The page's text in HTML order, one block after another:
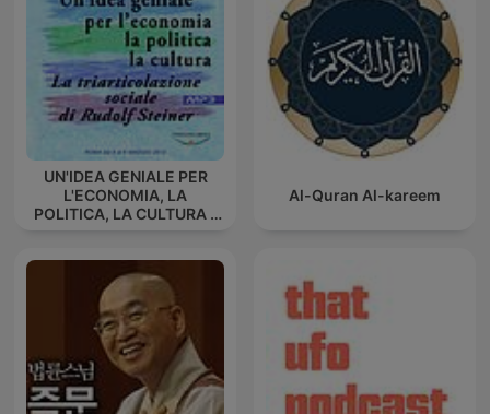
UN'IDEA GENIALE PER
L'ECONOMIA, LA
POLITICA, LA CULTURA -
Al-Quran Al-kareem